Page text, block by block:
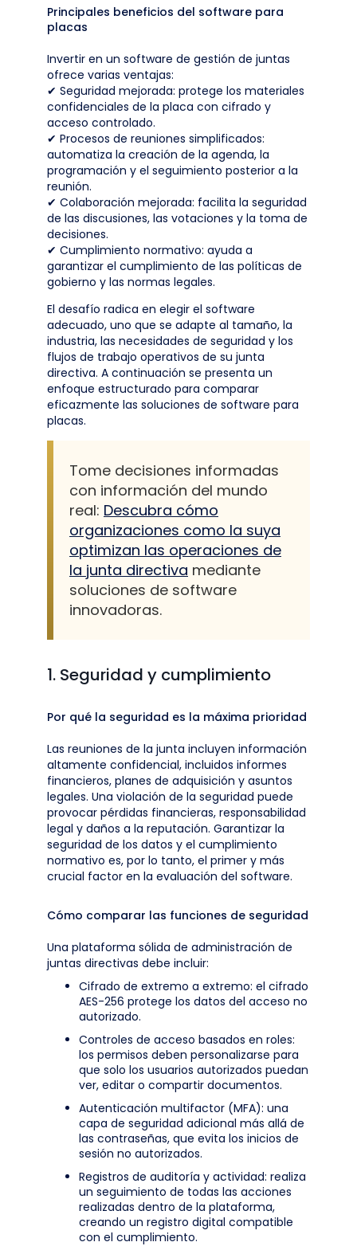
Principales beneficios del software para
placas
Invertir en un software de gestión de juntas
ofrece varias ventajas:
✔ Seguridad mejorada: protege los materiales
confidenciales de la placa con cifrado y
acceso controlado.
✔ Procesos de reuniones simplificados:
automatiza la creación de la agenda, la
programación y el seguimiento posterior a la
reunión.
✔ Colaboración mejorada: facilita la seguridad
de las discusiones, las votaciones y la toma de
decisiones.
✔ Cumplimiento normativo: ayuda a
garantizar el cumplimiento de las políticas de
gobierno y las normas legales.
El desafío radica en elegir el software
adecuado, uno que se adapte al tamaño, la
industria, las necesidades de seguridad y los
flujos de trabajo operativos de su junta
directiva. A continuación se presenta un
enfoque estructurado para comparar
eficazmente las soluciones de software para
placas.
Tome decisiones informadas
con información del mundo
real: Descubra cómo
organizaciones como la suya
optimizan las operaciones de
la junta directiva mediante
soluciones de software
innovadoras.
1. Seguridad y cumplimiento
Por qué la seguridad es la máxima prioridad
Las reuniones de la junta incluyen información
altamente confidencial, incluidos informes
financieros, planes de adquisición y asuntos
legales. Una violación de la seguridad puede
provocar pérdidas financieras, responsabilidad
legal y daños a la reputación. Garantizar la
seguridad de los datos y el cumplimiento
normativo es, por lo tanto, el primer y más
crucial factor en la evaluación del software.
Cómo comparar las funciones de seguridad
Una plataforma sólida de administración de
juntas directivas debe incluir:
Cifrado de extremo a extremo: el cifrado
AES-256 protege los datos del acceso no
autorizado.
Controles de acceso basados en roles:
los permisos deben personalizarse para
que solo los usuarios autorizados puedan
ver, editar o compartir documentos.
Autenticación multifactor (MFA): una
capa de seguridad adicional más allá de
las contraseñas, que evita los inicios de
sesión no autorizados.
Registros de auditoría y actividad: realiza
un seguimiento de todas las acciones
realizadas dentro de la plataforma,
creando un registro digital compatible
con el cumplimiento.